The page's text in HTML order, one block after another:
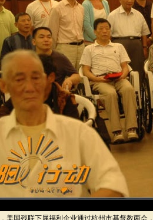
美国残联下属福利企业通过杭州市基督教两